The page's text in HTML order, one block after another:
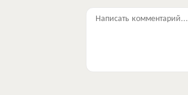
Написать комментарий...